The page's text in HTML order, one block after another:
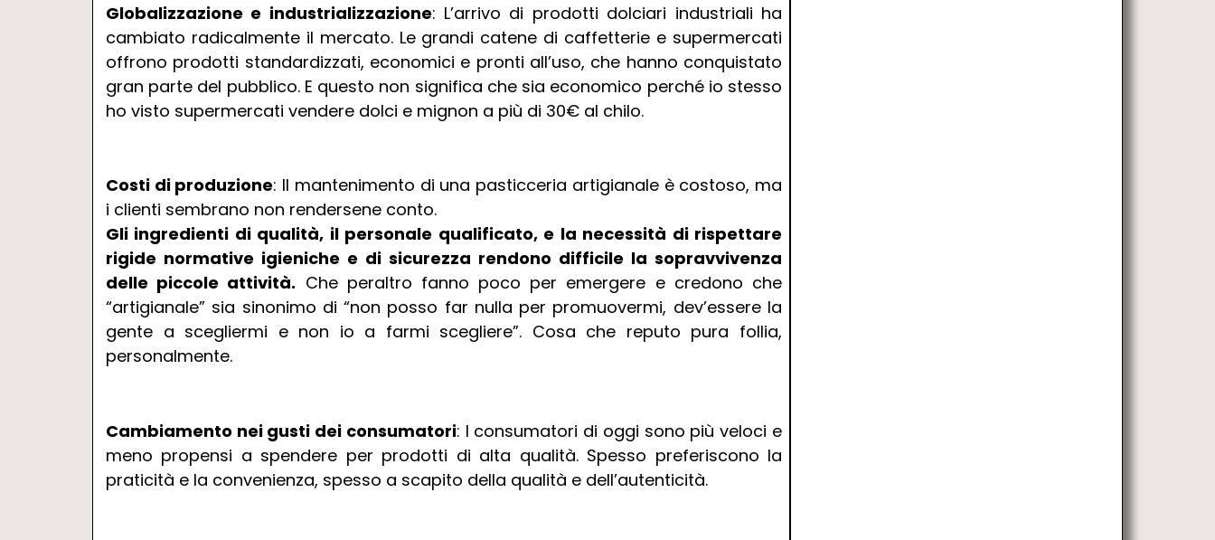
Globalizzazione e industrializzazione: L’arrivo di prodotti dolciari industriali ha
cambiato radicalmente il mercato. Le grandi catene di caffetterie e supermercati
offrono prodotti standardizzati, economici e pronti all’uso, che hanno conquistato
gran parte del pubblico. E questo non significa che sia economico perché io stesso
ho visto supermercati vendere dolci e mignon a più di 30€ al chilo.
Costi di produzione: Il mantenimento di una pasticceria artigianale è costoso, ma
i clienti sembrano non rendersene conto.
Gli ingredienti di qualità, il personale qualificato, e la necessità di rispettare
rigide normative igieniche e di sicurezza rendono difficile la sopravvivenza
delle piccole attività. Che peraltro fanno poco per emergere e credono che
“artigianale” sia sinonimo di “non posso far nulla per promuovermi, dev’essere la
gente a scegliermi e non io a farmi scegliere”. Cosa che reputo pura follia,
personalmente.
Cambiamento nei gusti dei consumatori: I consumatori di oggi sono più veloci e
meno propensi a spendere per prodotti di alta qualità. Spesso preferiscono la
praticità e la convenienza, spesso a scapito della qualità e dell’autenticità.